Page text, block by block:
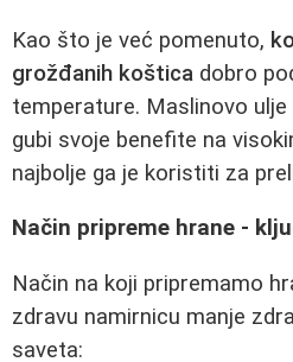
Kao što je već pomenuto,
grožđanih koštica dobro
temperature. Maslinovo
gubi svoje benefite na
najbolje ga je koristiti za
Način pripreme hrane -
Način na koji pripremamo
zdravu namirnicu manje
saveta: